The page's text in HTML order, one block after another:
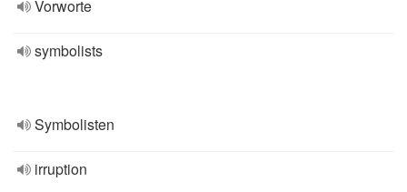
Vorworte
symbolists
Symbolisten
irruption